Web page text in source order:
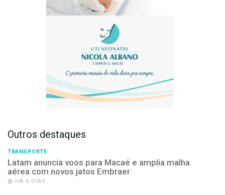
Outros destaques
TRANSPORTE
Latam anuncia voos para Macaé e amplia malha
aérea com novos jatos Embraer
HÁ 4 DIAS